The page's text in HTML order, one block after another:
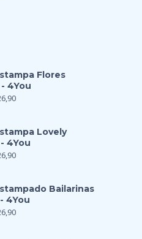
Flores
4You
Lovely
4You
Bailarinas
4You